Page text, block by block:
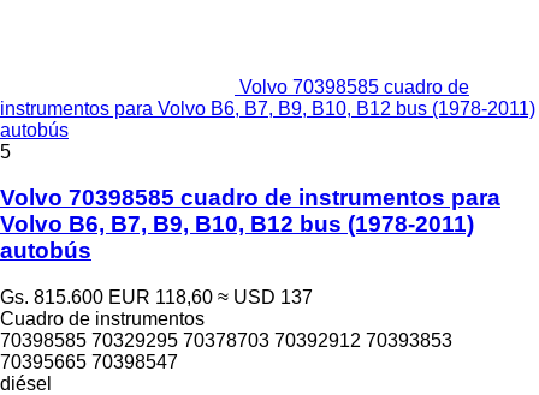
Volvo 70398585 cuadro de
instrumentos para Volvo B6, B7, B9, B10, B12 bus (1978-2011)
autobús
5
Volvo 70398585 cuadro de instrumentos para
Volvo B6, B7, B9, B10, B12 bus (1978-2011)
autobús
Gs. 815.600 EUR 118,60 ≈ USD 137
Cuadro de instrumentos
70398585 70329295 70378703 70392912 70393853
70395665 70398547
diésel